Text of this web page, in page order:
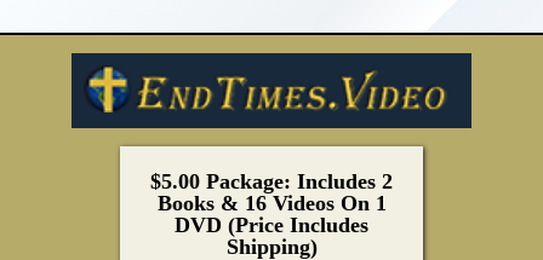
$5.00 Package: Includes 2
Books & 16 Videos On 1
DVD (Price Includes
Shipping)